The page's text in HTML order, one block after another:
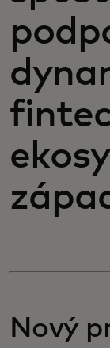
Nový